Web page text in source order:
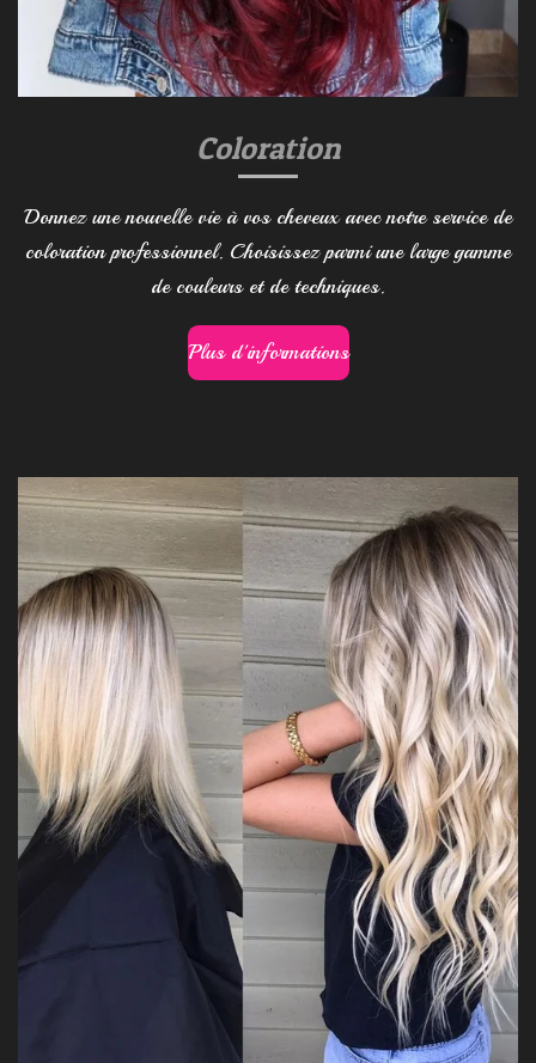
Coloration
Donnez une nouvelle vie à vos cheveux avec notre service de
coloration professionnel. Choisissez parmi une large gamme
de couleurs et de techniques.
Plus d'informations